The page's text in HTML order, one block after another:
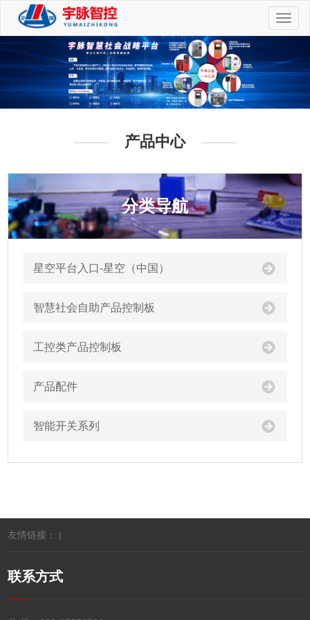
切
换
航
产品中心
分类导航
星空平台入口-星空（中国）
智慧社会自助产品控制板
工控类产品控制板
产品配件
智能开关系列
友情链接： |
联系方式